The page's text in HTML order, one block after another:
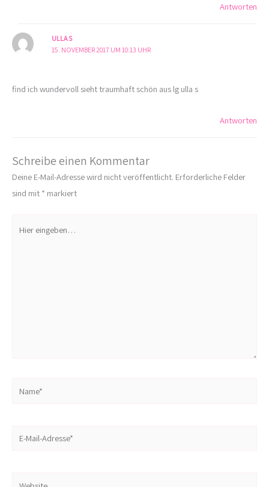
Antworten
ULLA S
15. NOVEMBER 2017 UM 10:13 UHR
find ich wundervoll sieht traumhaft schön aus lg ulla s
Antworten
Schreibe einen Kommentar
Deine E-Mail-Adresse wird nicht veröffentlicht. Erforderliche Felder
sind mit * markiert
eingeben…
Website